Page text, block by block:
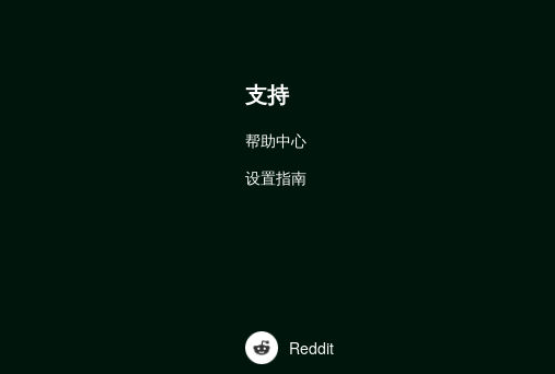
支持
帮助中心
设置指南
Reddit